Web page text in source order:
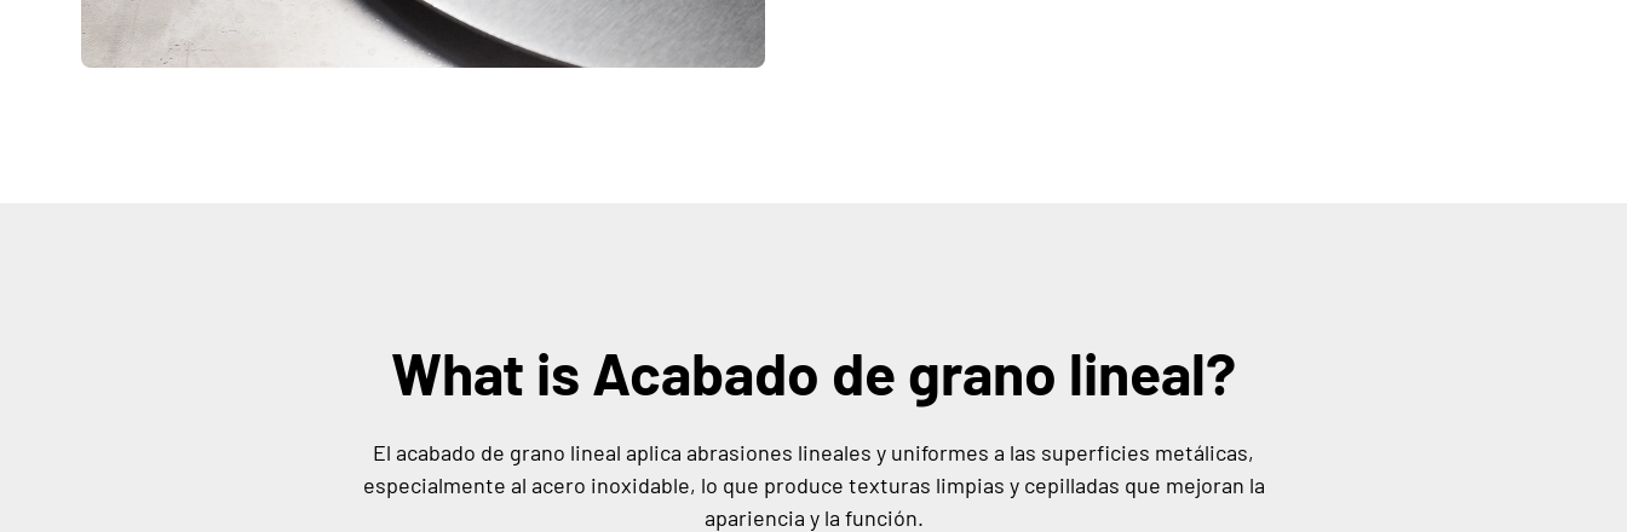
What is Acabado de grano lineal?
El acabado de grano lineal aplica abrasiones lineales y uniformes a las superficies metálicas,
especialmente al acero inoxidable, lo que produce texturas limpias y cepilladas que mejoran la
apariencia y la función.